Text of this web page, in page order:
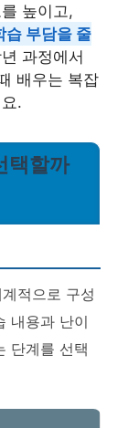
높이고,
습 부담을 줄
과정에서
배우는 복잡
.
택할까
적으로 구성
내용과 난이
단계를 선택